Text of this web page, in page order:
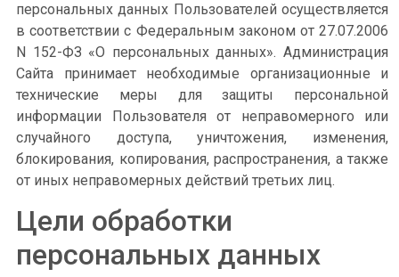
персональных данных Пользователей осуществляется
в соответствии с Федеральным законом от 27.07.2006
N 152-ФЗ «О персональных данных». Администрация
Сайта принимает необходимые организационные и
технические меры для защиты персональной
информации Пользователя от неправомерного или
случайного доступа, уничтожения, изменения,
блокирования, копирования, распространения, а также
от иных неправомерных действий третьих лиц.
Цели обработки
персональных данных